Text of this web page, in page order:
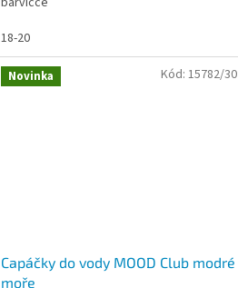
18-20
Novinka
Capáčky do vody MOOD Club modré
moře
Kód: 15782/30